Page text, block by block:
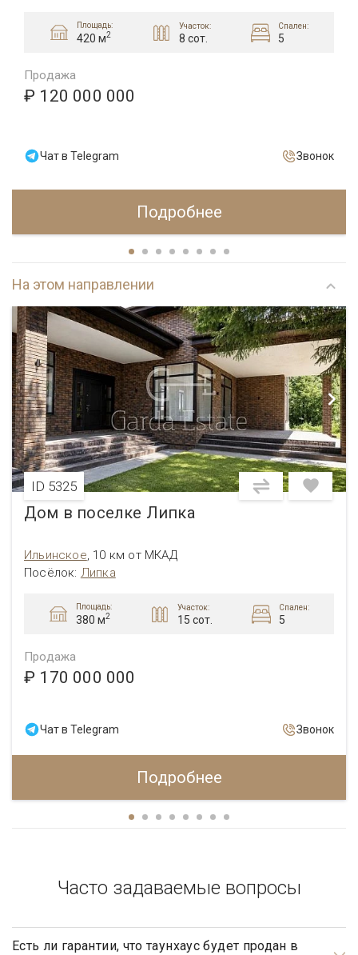
Площадь:
420 м2
Участок:
8 сот.
Спален:
5
Продажа
₽ 120 000 000
Чат в Telegram Звонок
Подробнее
На этом направлении
ID 5325
Дом в поселке Липка
Ильинское, 10 км от МКАД
Посёлок: Липка
Площадь:
380 м2
Участок:
15 сот.
Спален:
5
Продажа
₽ 170 000 000
Чат в Telegram Звонок
Подробнее
Часто задаваемые вопросы
Есть ли гарантии, что таунхаус будет продан в